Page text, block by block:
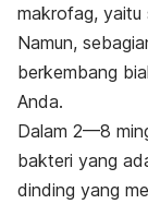
makrofag, yaitu
Namun,
berkembang
Anda.
Dalam 2—8
bakteri yang
dinding yang